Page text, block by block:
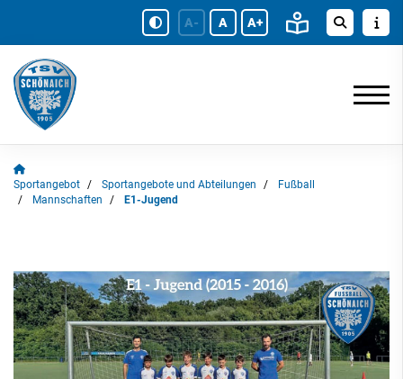
A- A A+
Sportangebot Sportangebote und Abteilungen
Fußball
Mannschaften
E1-Jugend